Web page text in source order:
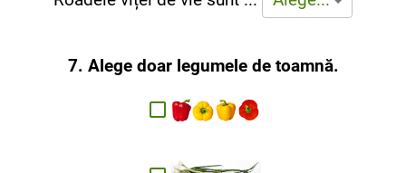
7. Alege doar legumele de toamnă.